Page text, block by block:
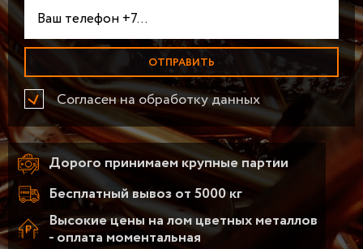
Дорого принимаем крупные партии
Бесплатный вывоз от 5000 кг
Высокие цены на лом цветных металлов
- оплата моментальная
Согласен на обработку данных